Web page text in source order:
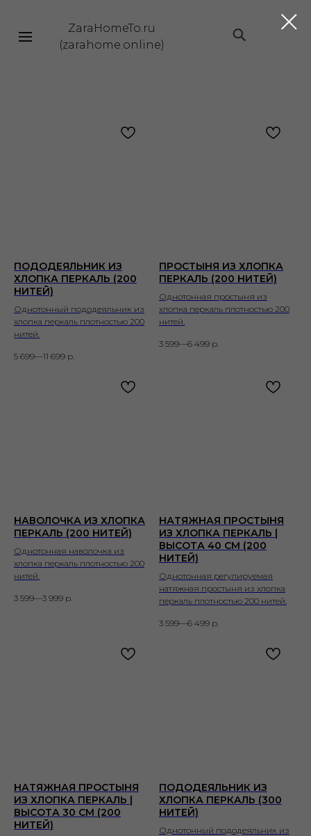
|||
ZaraHomeTo.ru
(zarahome.online)
ПОДОДЕЯЛЬНИК ИЗ
ХЛОПКА ПЕРКАЛЬ (200
НИТЕЙ)
Однотонный пододеяльник из
хлопка перкаль плотностью 200
нитей.
5 699—11 699 р.
ПРОСТЫНЯ ИЗ ХЛОПКА
ПЕРКАЛЬ (200 НИТЕЙ)
Однотонная простыня из
хлопка перкаль плотностью 200
нитей.
3 599—6 499 р.
НАВОЛОЧКА ИЗ ХЛОПКА
ПЕРКАЛЬ (200 НИТЕЙ)
Однотонная наволочка из
хлопка перкаль плотностью 200
нитей.
3 599—3 999 р.
НАТЯЖНАЯ ПРОСТЫНЯ
ИЗ ХЛОПКА ПЕРКАЛЬ |
ВЫСОТА 40 СМ (200
НИТЕЙ)
Однотонная регулируемая
натяжная простыня из хлопка
перкаль плотностью 200 нитей.
3 599—6 499 р.
НАТЯЖНАЯ ПРОСТЫНЯ
ИЗ ХЛОПКА ПЕРКАЛЬ |
ВЫСОТА 30 СМ (200
НИТЕЙ)
ПОДОДЕЯЛЬНИК ИЗ
ХЛОПКА ПЕРКАЛЬ (300
НИТЕЙ)
Однотонный пододеяльник из